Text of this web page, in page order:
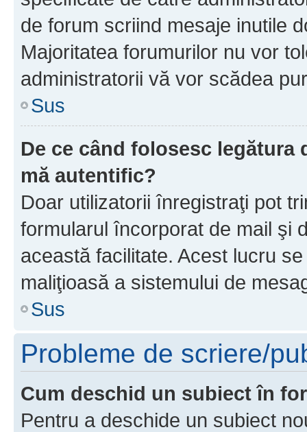
de forum scriind mesaje inutile
Majoritatea forumurilor nu vor
administratorii vă vor scădea
Sus
De ce când folosesc
mă autentific?
Doar utilizatorii înregistraţi pot
formularul încorporat de mail şi
această facilitate. Acest lucru
maliţioasă a sistemului de
Sus
Probleme de scriere/
Cum deschid un subiect în
Pentru a deschide un subiect